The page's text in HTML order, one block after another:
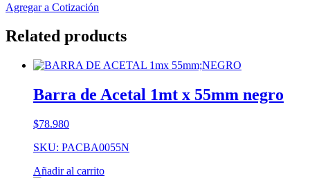
Agregar a Cotización
Related products
Barra de Acetal 1mt x 55mm negro
$78.980
SKU: PACBA0055N
Añadir al carrito